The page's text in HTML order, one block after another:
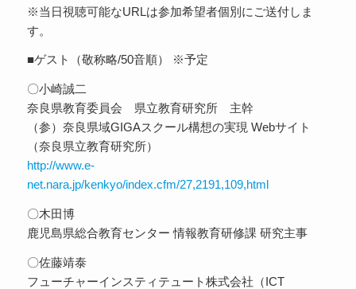
※当日視聴可能なURLは参加希望者個別にご送付しま
す。
■ゲスト（敬称略/50音順） ※予定
〇小崎誠二
奈良県教育委員会 県立教育研究所 主幹
（参）奈良県域GIGAスクール構想の実現 Webサイト
（奈良県立教育研究所）
http://www.e-
net.nara.jp/kenkyo/index.cfm/27,2191,109,html
〇木田博
鹿児島県総合教育センター 情報教育研修課 研究主事
〇佐藤靖泰
フューチャーインスティテュート株式会社（ICT